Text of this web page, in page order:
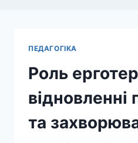
ПЕДАГОГІКА
Роль
відновленні
та